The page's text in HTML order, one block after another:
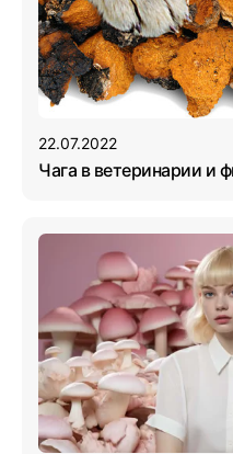
22.07.2022
Чага в ветеринарии и